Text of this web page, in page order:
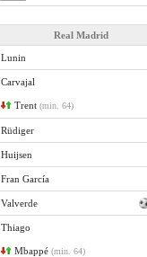
Real Madrid
Lunin
Carvajal
Trent (min. 64)
Rüdiger
Huijsen
Fran García
Valverde
Thiago
Mbappé (min. 64)